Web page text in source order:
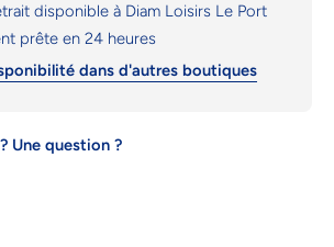
disponible à Diam Loisirs Le Port
prête en 24 heures
dans d'autres boutiques
Une question ?